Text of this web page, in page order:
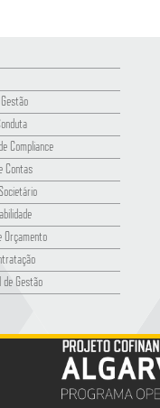
Compliance
Contas
Orçamento
Gestão